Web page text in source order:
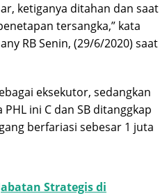
ketiganya ditahan dan saat
tersangka,” kata
RB Senin, (29/6/2020) saat
eksekutor, sedangkan
ini C dan SB ditanggkap
berfariasi sebesar 1 juta
Strategis di